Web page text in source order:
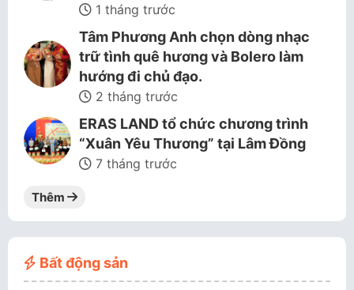
1 tháng trước
Tâm Phương Anh chọn dòng nhạc
trữ tình quê hương và Bolero làm
hướng đi chủ đạo.
2 tháng trước
ERAS LAND tổ chức chương trình
“Xuân Yêu Thương” tại Lâm Đồng
7 tháng trước
Thêm
Bất động sản